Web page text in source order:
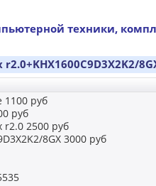
техники,
1100 руб
руб
r2.0 2500 руб
8GX 3000 руб